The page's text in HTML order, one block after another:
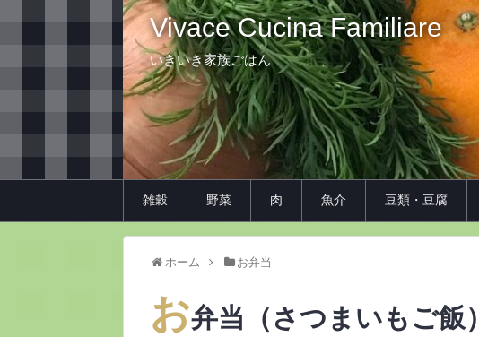
Vivace Cucina Familiare
いきいき家族ごはん
雑穀 野菜 肉 魚介 豆類・豆腐
ホーム お弁当
お弁当（さつまいもご飯）